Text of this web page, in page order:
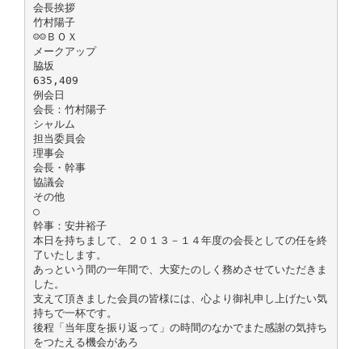
会長挨拶
竹村陽子
☺☺ＢＯＸ
メークアップ
脇坂
635,409
例会日
会長：竹村陽子
シャルム
担当委員会
理事会
会長・幹事
協議会
その他
○
幹事：安井裕子
本日を持ちまして、２０１３－１４年度の会長としての任を終
了いたします。
あっという間の一年間で、大変たのしく務めさせていただきま
した。
支えて頂きました会員の皆様には、心より御礼申し上げたい気
持ちで一杯です。
後程「当年度を振り返って」の時間のなかでまた感謝の気持ち
をつたえる機会があろ